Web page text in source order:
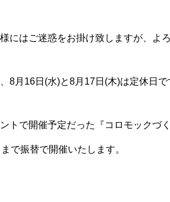
にはご迷惑をお掛け致しますが、よ
8月16日(水)と8月17日(木)は定休日
トで開催予定だった『コロモックづ
で振替で開催いたします。